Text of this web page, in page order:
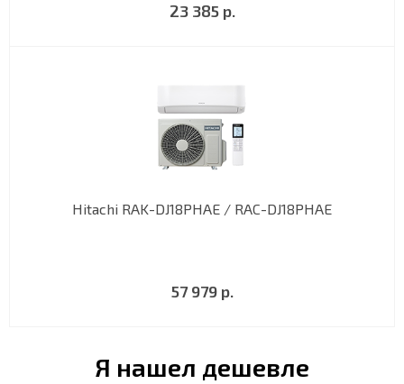
23 385 р.
Hitachi RAK-DJ18PHAE / RAC-DJ18PHAE
57 979 р.
Я нашел дешевле